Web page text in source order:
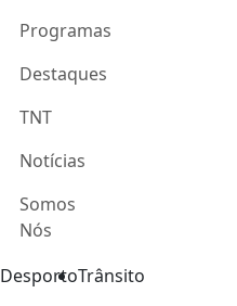
Programas
Destaques
TNT
Notícias
Somos
Nós
DesportoTrânsito